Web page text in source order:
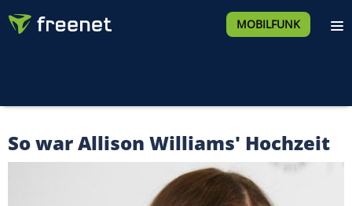
MOBILFUNK
So war Allison Williams' Hochzeit